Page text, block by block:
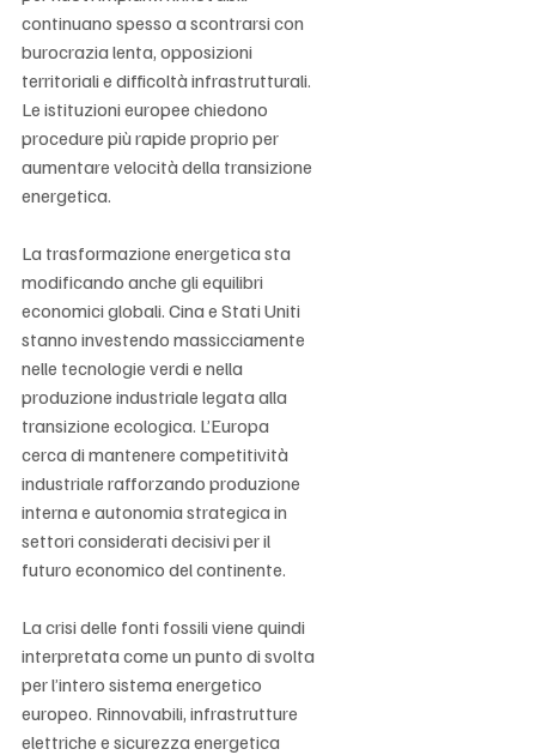
continuano spesso a scontrarsi con
burocrazia lenta, opposizioni
territoriali e difficoltà infrastrutturali.
Le istituzioni europee chiedono
procedure più rapide proprio per
aumentare velocità della transizione
energetica.
La trasformazione energetica sta
modificando anche gli equilibri
economici globali. Cina e Stati Uniti
stanno investendo massicciamente
nelle tecnologie verdi e nella
produzione industriale legata alla
transizione ecologica. L’Europa
cerca di mantenere competitività
industriale rafforzando produzione
interna e autonomia strategica in
settori considerati decisivi per il
futuro economico del continente.
La crisi delle fonti fossili viene quindi
interpretata come un punto di svolta
per l’intero sistema energetico
europeo. Rinnovabili, infrastrutture
elettriche e sicurezza energetica